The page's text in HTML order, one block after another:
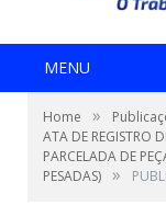
MENU
Home »
ATA DE REGISTRO
PARCELADA DE
PESADAS) »